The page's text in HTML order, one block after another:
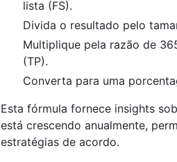
lista (FS).
Divida o resultado pelo
Multiplique pela razão de
(TP).
Converta para uma
Esta fórmula fornece insights
está crescendo anualmente,
estratégias de acordo.